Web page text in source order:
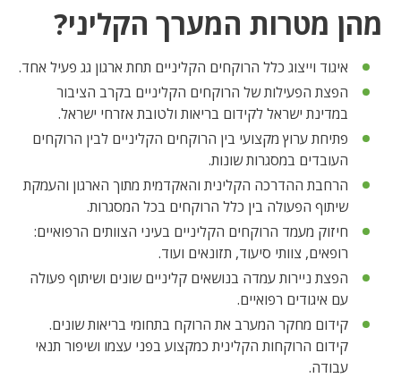
מהן מטרות המערך הקליני?
איגוד וייצוג כלל הרוקחים הקליניים תחת ארגון גג פעיל אחד.
הפצת הפעילות של הרוקחים הקליניים בקרב הציבור
במדינת ישראל לקידום בריאות ולטובת אזרחי ישראל.
פתיחת ערוץ מקצועי בין הרוקחים הקליניים לבין הרוקחים
העובדים במסגרות שונות.
הרחבת ההדרכה הקלינית והאקדמית מתוך הארגון והעמקת
שיתוף הפעולה בין כלל הרוקחים בכל המסגרות.
חיזוק מעמד הרוקחים הקליניים בעיני הצוותים הרפואיים:
רופאים, צוותי סיעוד, תזונאים ועוד.
הפצת ניירות עמדה בנושאים קליניים שונים ושיתוף פעולה
עם איגודים רפואיים.
קידום מחקר המערב את הרוקח בתחומי בריאות שונים.
קידום הרוקחות הקלינית כמקצוע בפני עצמו ושיפור תנאי
עבודה.